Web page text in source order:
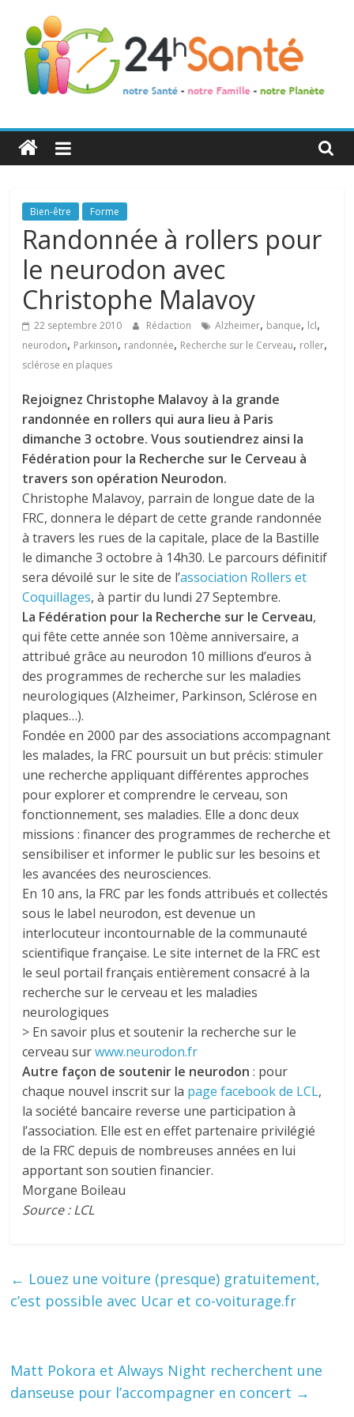
24h
Santé
La
santé
toute
famille
Bien-être Forme
Randonnée à rollers pour
le neurodon avec
Christophe Malavoy
22 septembre 2010 Rédaction Alzheimer, banque, lcl,
neurodon, Parkinson, randonnée, Recherche sur le Cerveau, roller,
sclérose en plaques
Rejoignez Christophe Malavoy à la grande
randonnée en rollers qui aura lieu à Paris
dimanche 3 octobre. Vous soutiendrez ainsi la
Fédération pour la Recherche sur le Cerveau à
travers son opération Neurodon.
Christophe Malavoy, parrain de longue date de la
FRC, donnera le départ de cette grande randonnée
à travers les rues de la capitale, place de la Bastille
le dimanche 3 octobre à 14h30. Le parcours définitif
sera dévoilé sur le site de l’association Rollers et
Coquillages, à partir du lundi 27 Septembre.
La Fédération pour la Recherche sur le Cerveau,
qui fête cette année son 10ème anniversaire, a
attribué grâce au neurodon 10 millions d’euros à
des programmes de recherche sur les maladies
neurologiques (Alzheimer, Parkinson, Sclérose en
plaques…).
Fondée en 2000 par des associations accompagnant
les malades, la FRC poursuit un but précis: stimuler
une recherche appliquant différentes approches
pour explorer et comprendre le cerveau, son
fonctionnement, ses maladies. Elle a donc deux
missions : financer des programmes de recherche et
sensibiliser et informer le public sur les besoins et
les avancées des neurosciences.
En 10 ans, la FRC par les fonds attribués et collectés
sous le label neurodon, est devenue un
interlocuteur incontournable de la communauté
scientifique française. Le site internet de la FRC est
le seul portail français entièrement consacré à la
recherche sur le cerveau et les maladies
neurologiques
> En savoir plus et soutenir la recherche sur le
cerveau surwww.neurodon.fr
Autre façon de soutenir le neurodon : pour
chaque nouvel inscrit sur la page facebook de LCL,
la société bancaire reverse une participation à
l’association. Elle est en effet partenaire privilégié
de la FRC depuis de nombreuses années en lui
apportant son soutien financier.
Morgane Boileau
Source : LCL
← Louez une voiture (presque) gratuitement,
c’est possible avec Ucar et co-voiturage.fr
Matt Pokora et Always Night recherchent une
danseuse pour l’accompagner en concert →